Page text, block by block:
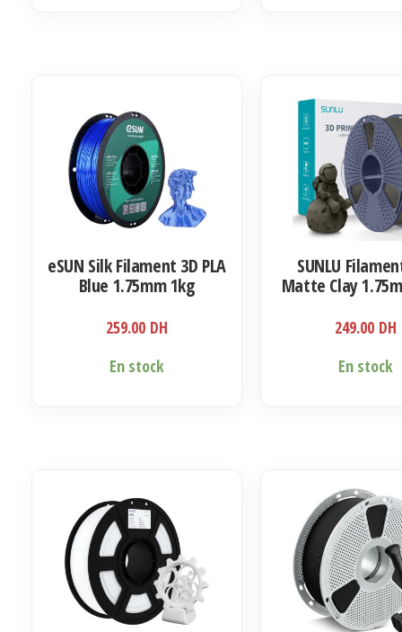
eSUN Silk Filament 3D PLA
Blue 1.75mm 1kg
259.00 DH
En stock
SUNLU
Matte Clay
249.00 DH
En stock